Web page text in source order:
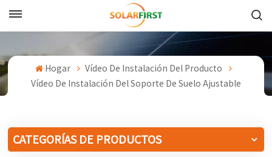
English
中文
Hogar
Vídeo De Instalación Del Producto
Vídeo De Instalación Del Soporte De Suelo Ajustable
CATEGORÍAS DE PRODUCTOS